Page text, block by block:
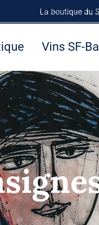
La boutique du
LE SOUVENIR FRANÇAISà tout
Vins SF-